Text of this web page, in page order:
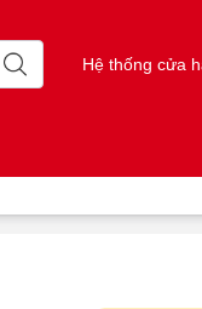
Hệ thống cửa